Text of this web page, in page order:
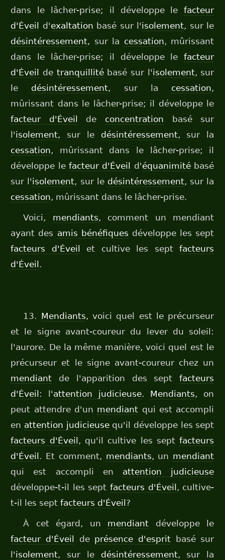
dans le lâcher-prise; il développe lefacteur
d'Éveil
d'exaltation basé sur l'isolement, sur le
désintéressement, sur la cessation, mûrissant
dans le lâcher-prise; il développe lefacteur
d'Éveil
de tranquillitébasé sur l'isolement, sur
le désintéressement, sur la cessation,
mûrissant dans le lâcher-prise; il développe le
facteur d'Éveil
de concentration basé sur
l'isolement, sur le désintéressement, sur la
cessation, mûrissant dans le lâcher-prise; il
développe lefacteur d'Éveil d'équanimitébasé
sur l'isolement, sur le désintéressement, sur la
cessation, mûrissant dans le lâcher-prise.
Voici, mendiants, comment un mendiant
ayant des amis bénéfiques développe les sept
facteurs d'Éveil
et cultive les septfacteurs
d'Éveil .
13. Mendiants, voici quel est le précurseur
et le signe avant-coureur du lever du soleil:
l'aurore. De la même manière, voici quel est le
précurseur et le signe avant-coureur chez un
mendiant de l'apparition des septfacteurs
d'Éveil : l'attention judicieuse. Mendiants, on
peut attendre d'un mendiant qui est accompli
en attention judicieusequ'il développe les sept
facteurs d'Éveil , qu'il cultive les septfacteurs
d'Éveil . Et comment, mendiants, un mendiant
qui est accompli en attention judicieuse
développe-t-il les septfacteurs d'Éveil , cultive-
t-il les septfacteurs d'Éveil ?
À cet égard, un mendiant développe le
facteur d'Éveil
de présence d'espritbasé sur
l'isolement, sur le désintéressement, sur la